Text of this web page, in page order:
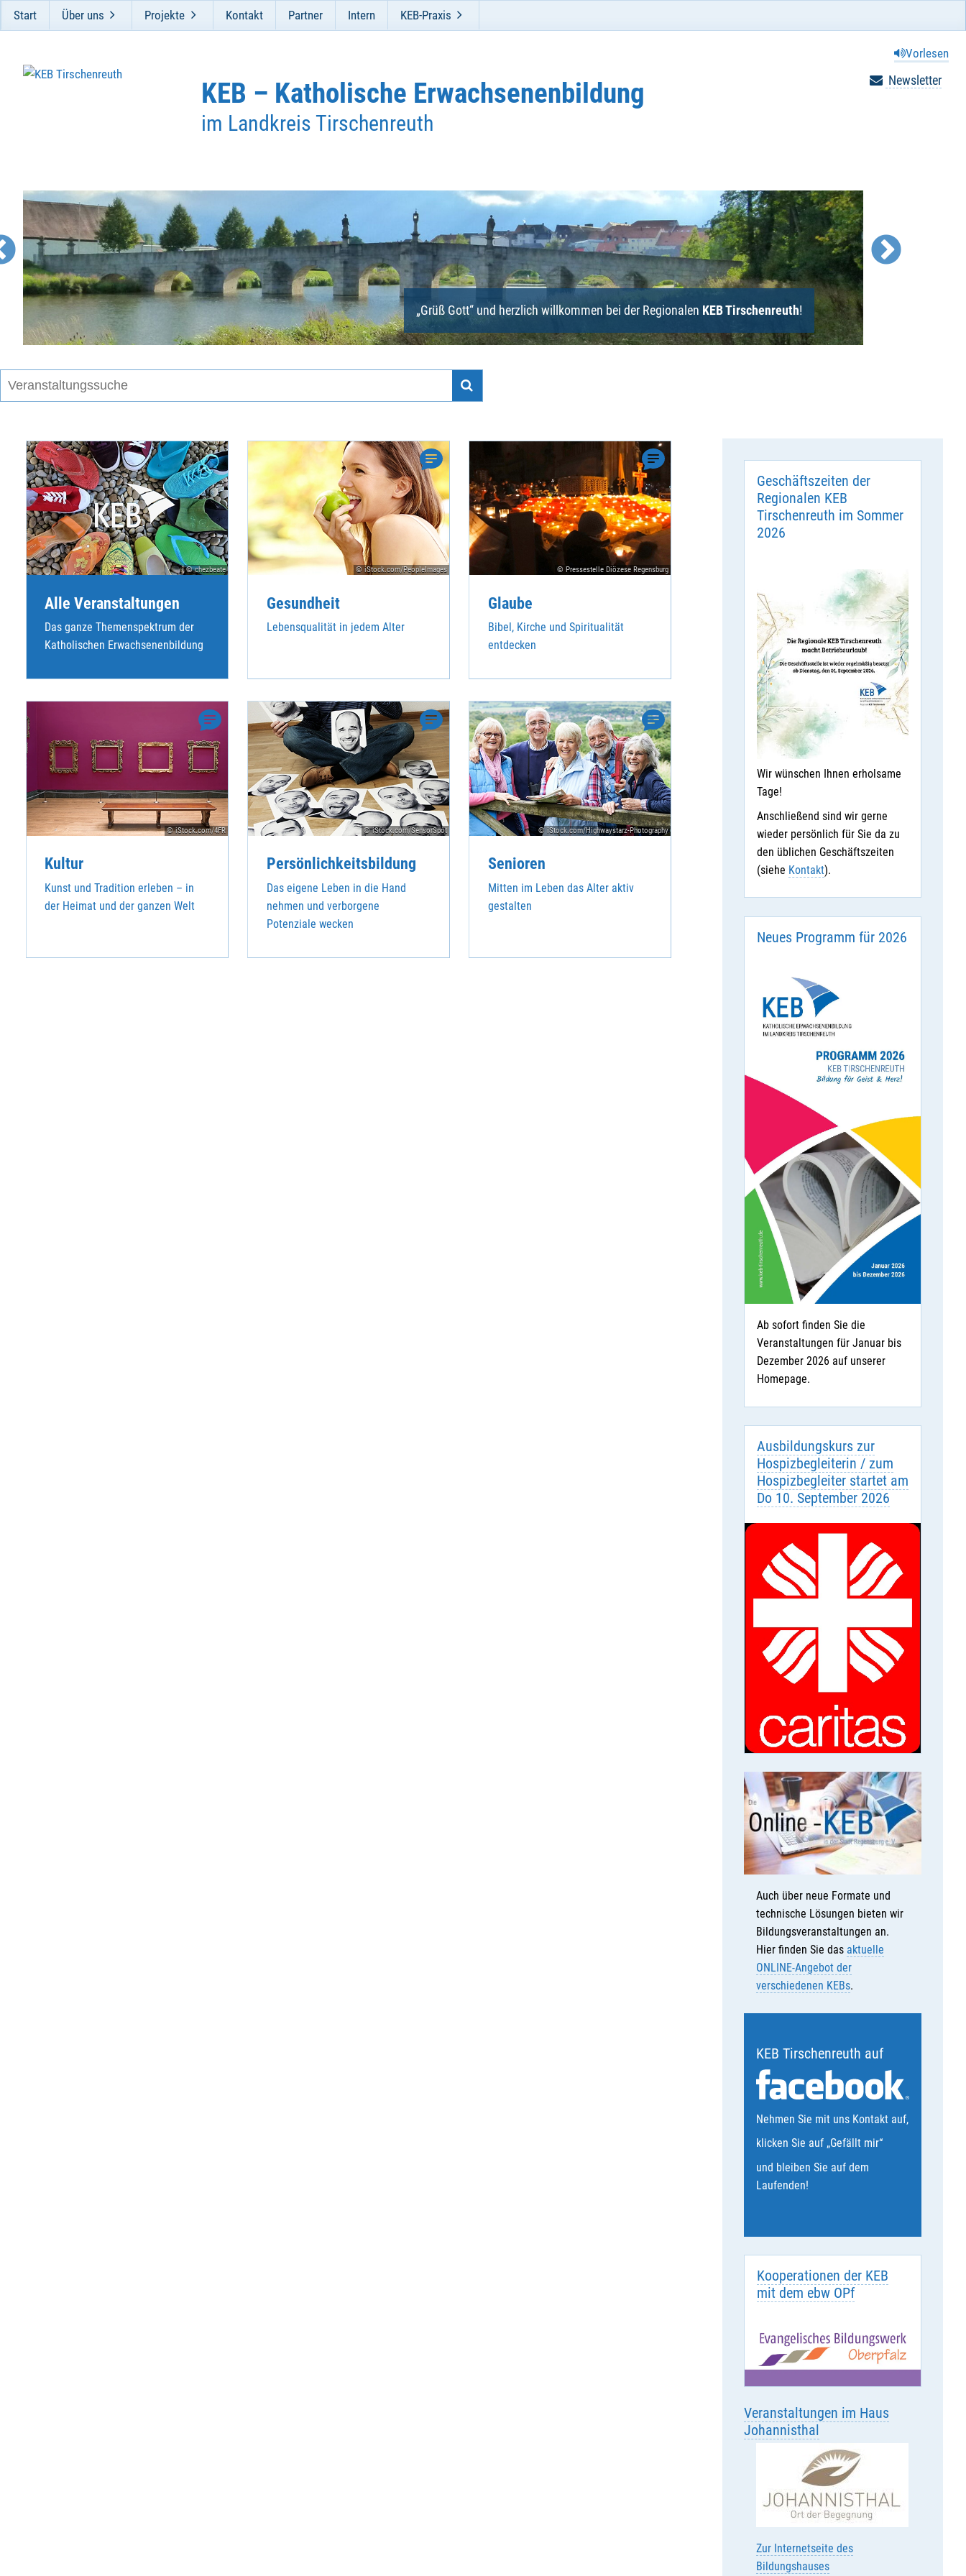
Start Über uns Projekte Kontakt Partner Intern KEB-Praxis
Vorlesen
Newsletter
KEB – Katholische Erwachsenenbildung
im Landkreis Tirschenreuth
„Grüß Gott“ und herzlich willkommen bei der Regionalen KEB Tirschenreuth!
Bild ext. verlinkt:
KEB-Regensburg.de
© chezbeate
Alle Veranstaltungen
Das ganze Themenspektrum der
Katholischen Erwachsenenbildung
© iStock.com/PeopleImages
Gesundheit
Lebensqualität in jedem Alter
© Pressestelle Diözese Regensburg
Glaube
Bibel, Kirche und Spiritualität
entdecken
© iStock.com/4FR
Kultur
Kunst und Tradition erleben – in
der Heimat und der ganzen Welt
© iStock.com/SensorSpot
Persönlichkeitsbildung
Das eigene Leben in die Hand
nehmen und verborgene
Potenziale wecken
© iStock.com/Highwaystarz-Photography
Senioren
Mitten im Leben das Alter aktiv
gestalten
Geschäftszeiten der
Regionalen KEB
Tirschenreuth im Sommer
2026
Wir wünschen Ihnen erholsame
Tage!
Anschließend sind wir gerne
wieder persönlich für Sie da zu
den üblichen Geschäftszeiten
(siehe Kontakt).
Neues Programm für 2026
Ab sofort finden Sie die
Veranstaltungen für Januar bis
Dezember 2026 auf unserer
Homepage.
Ausbildungskurs zur
Hospizbegleiterin / zum
Hospizbegleiter startet am
Do 10. September 2026
Auch über neue Formate und
technische Lösungen bieten wir
Bildungsveranstaltungen an.
Hier finden Sie das aktuelle
ONLINE-Angebot der
verschiedenen KEBs.
KEB Tirschenreuth auf
Nehmen Sie mit uns Kontakt auf,
klicken Sie auf „Gefällt mir“
und bleiben Sie auf dem
Laufenden!
Kooperationen der KEB
mit dem ebw OPf
Veranstaltungen im Haus
Johannisthal
Zur Internetseite des
Bildungshauses